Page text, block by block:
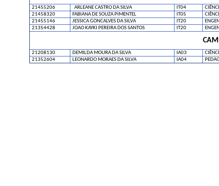
21455206 ARLEANE CASTRO DA SILVA IT04
21458320
FABIANA DE SOUZA PIMENTEL IT05
21455146
JESSICA GONCALVES DA SILVA IT20
21354428
JOAO KAYKI PEREIRA DOS SANTOS IT20
21208130 DEMILDA MOURA DA SILVA IA03
21352604
LEONARDO MORAES DA SILVA IA04